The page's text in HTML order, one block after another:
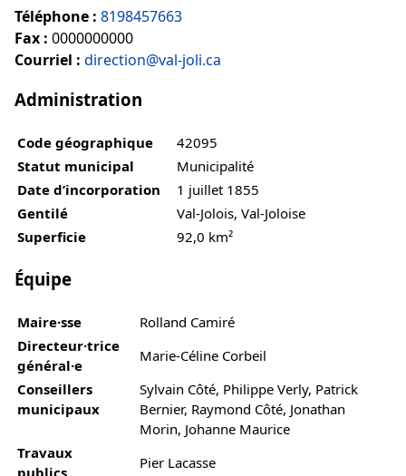
Téléphone : 8198457663
Fax : 0000000000
Courriel : direction@val-joli.ca
Administration
Code géographique
42095
Statut municipal
Municipalité
Date d’incorporation
1 juillet 1855
Gentilé
Val-Jolois, Val-Joloise
Superficie
92,0 km²
Équipe
Maire·sse
Rolland Camiré
Directeur·trice
général·e
Marie-Céline Corbeil
Conseillers
municipaux
Sylvain Côté, Philippe Verly, Patrick
Bernier, Raymond Côté, Jonathan
Morin, Johanne Maurice
Travaux
publics
Pier Lacasse